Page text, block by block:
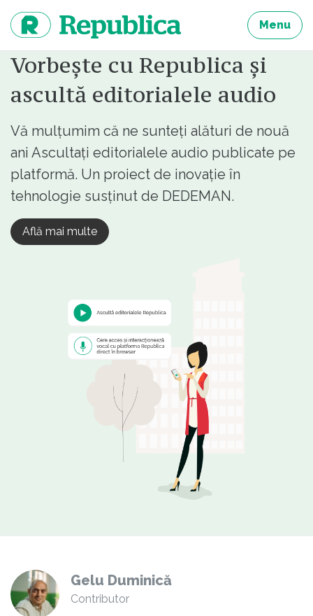
continut
Menu
Vorbește cu Republica și
ascultă editorialele audio
Vă mulțumim că ne sunteți alături de nouă
ani Ascultați editorialele audio publicate pe
platformă. Un proiect de inovație în
tehnologie susținut de DEDEMAN.
Află mai multe
Gelu Duminică
Contributor